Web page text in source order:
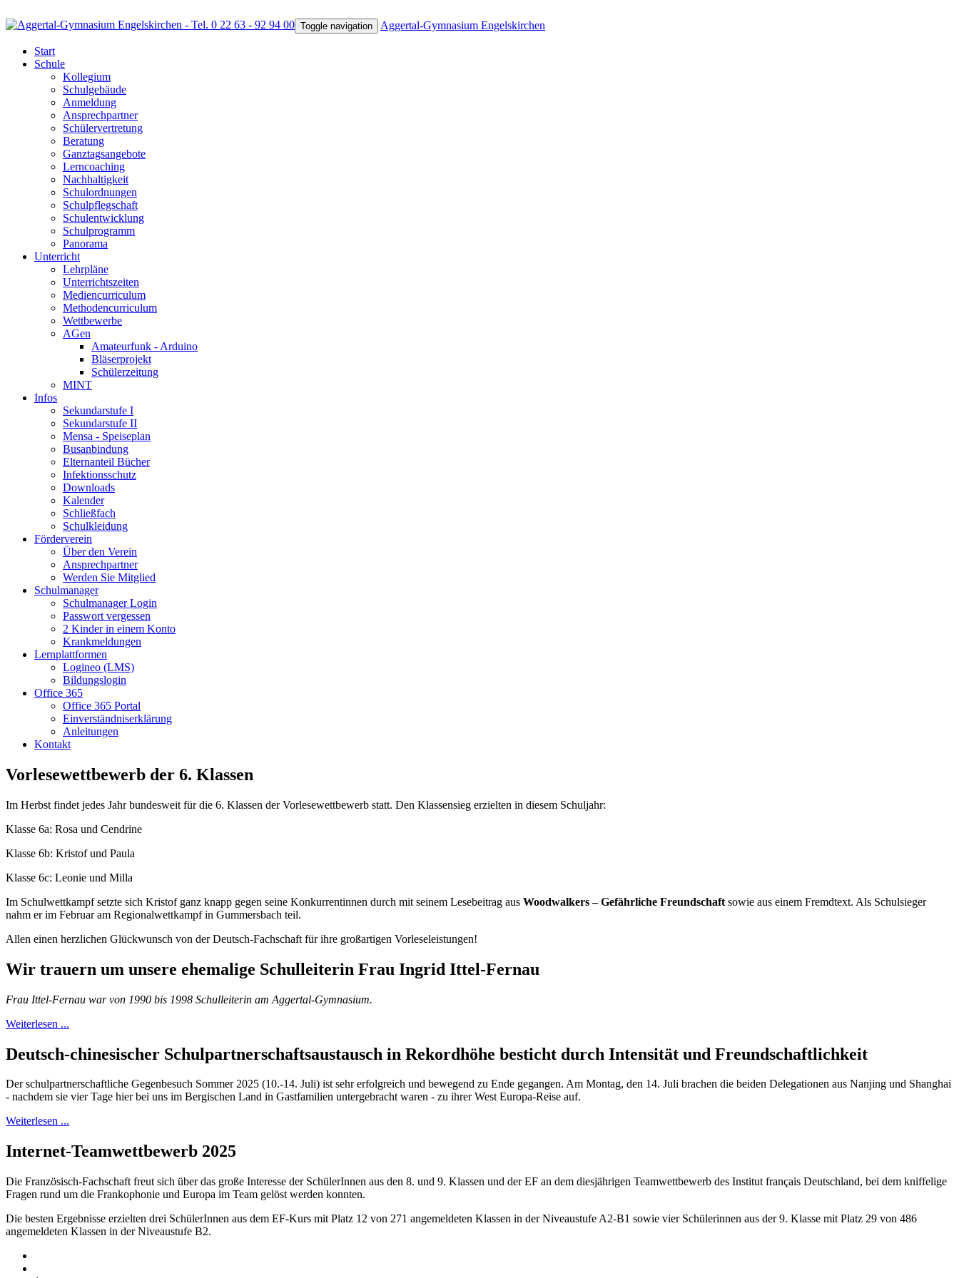
Toggle navigation Aggertal-Gymnasium Engelskirchen
Start
Schule
Kollegium
Schulgebäude
Anmeldung
Ansprechpartner
Schülervertretung
Beratung
Ganztagsangebote
Lerncoaching
Nachhaltigkeit
Schulordnungen
Schulpflegschaft
Schulentwicklung
Schulprogramm
Panorama
Unterricht
Lehrpläne
Unterrichtszeiten
Mediencurriculum
Methodencurriculum
Wettbewerbe
AGen
Amateurfunk - Arduino
Bläserprojekt
Schülerzeitung
MINT
Infos
Sekundarstufe I
Sekundarstufe II
Mensa - Speiseplan
Busanbindung
Elternanteil Bücher
Infektionsschutz
Downloads
Kalender
Schließfach
Schulkleidung
Förderverein
Über den Verein
Ansprechpartner
Werden Sie Mitglied
Schulmanager
Schulmanager Login
Passwort vergessen
2 Kinder in einem Konto
Krankmeldungen
Lernplattformen
Logineo (LMS)
Bildungslogin
Office 365
Office 365 Portal
Einverständniserklärung
Anleitungen
Kontakt
Vorlesewettbewerb der 6. Klassen
Im Herbst findet jedes Jahr bundesweit für die 6. Klassen der Vorlesewettbewerb statt. Den Klassensieg erzielten in diesem Schuljahr:
Klasse 6a: Rosa und Cendrine
Klasse 6b: Kristof und Paula
Klasse 6c: Leonie und Milla
Im Schulwettkampf setzte sich Kristof ganz knapp gegen seine Konkurrentinnen durch mit seinem Lesebeitrag aus Woodwalkers – Gefährliche Freundschaft sowie aus einem Fremdtext. Als Schulsieger
nahm er im Februar am Regionalwettkampf in Gummersbach teil.
Allen einen herzlichen Glückwunsch von der Deutsch-Fachschaft für ihre großartigen Vorleseleistungen!
Wir trauern um unsere ehemalige Schulleiterin Frau Ingrid Ittel-Fernau
Frau Ittel-Fernau war von 1990 bis 1998 Schulleiterin am Aggertal-Gymnasium.
Weiterlesen ...
Deutsch-chinesischer Schulpartnerschaftsaustausch in Rekordhöhe besticht durch Intensität und Freundschaftlichkeit
Der schulpartnerschaftliche Gegenbesuch Sommer 2025 (10.-14. Juli) ist sehr erfolgreich und bewegend zu Ende gegangen. Am Montag, den 14. Juli brachen die beiden Delegationen aus Nanjing und Shanghai
- nachdem sie vier Tage hier bei uns im Bergischen Land in Gastfamilien untergebracht waren - zu ihrer West Europa-Reise auf.
Weiterlesen ...
Internet-Teamwettbewerb 2025
Die Französisch-Fachschaft freut sich über das große Interesse der SchülerInnen aus den 8. und 9. Klassen und der EF an dem diesjährigen Teamwettbewerb des Institut français Deutschland, bei dem kniffelige
Fragen rund um die Frankophonie und Europa im Team gelöst werden konnten.
Die besten Ergebnisse erzielten drei SchülerInnen aus dem EF-Kurs mit Platz 12 von 271 angemeldeten Klassen in der Niveaustufe A2-B1 sowie vier Schülerinnen aus der 9. Klasse mit Platz 29 von 486
angemeldeten Klassen in der Niveaustufe B2.